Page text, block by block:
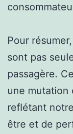
Pour
sont pas
passagère.
une mutation
reflétant
être et de